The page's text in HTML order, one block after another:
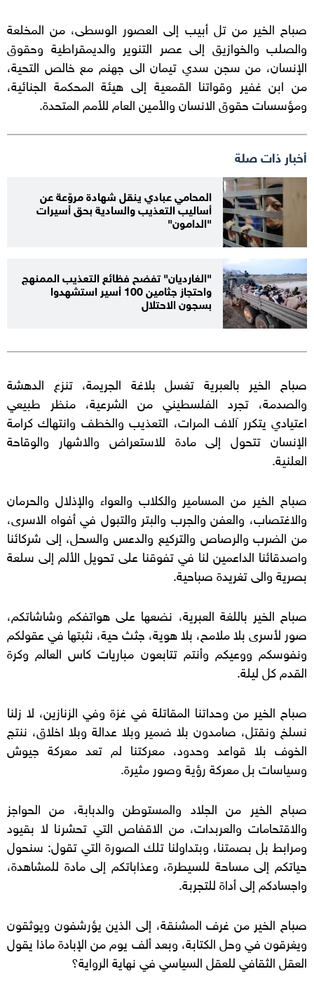
صباح الخير من تل أبيب إلى العصور الوسطى، من المخلعة
والصلب والخوازيق إلى عصر التنوير والديمقراطية وحقوق
الإنسان، من سجن سدي تيمان الى جهنم مع خالص التحية،
من ابن غفير وقواتنا القمعية إلى هيئة المحكمة الجنائية،
ومؤسسات حقوق الانسان والأمين العام للأمم المتحدة.
أخبار ذات صلة
المحامي عبادي ينقل شهادة مروّعة عن
أساليب التعذيب والسادية بحق أسيرات
"الدامون"
"الغارديان" تفضح فظائع التعذيب الممنهج
واحتجاز جثامين 100 أسير استشهدوا
بسجون الاحتلال
صباح الخير بالعبرية تغسل بلاغة الجريمة، تنزع الدهشة
والصدمة، تجرد الفلسطيني من الشرعية، منظر طبيعي
اعتيادي يتكرر آلاف المرات، التعذيب والخطف وانتهاك كرامة
الإنسان تتحول إلى مادة للاستعراض والاشهار والوقاحة
العلنية.
صباح الخير من المسامير والكلاب والعواء والإذلال والحرمان
والاغتصاب، والعفن والجرب والبتر والتبول في أفواه الاسرى،
من الضرب والرصاص والتركيع والدعس والسحل، إلى شركائنا
واصدقائنا الداعمين لنا في تفوقنا على تحويل الألم إلى سلعة
بصرية والى تغريدة صباحية.
صباح الخير باللغة العبرية، نضعها على هواتفكم وشاشاتكم،
صور لأسرى بلا ملامح، بلا هوية، جثث حية، نثبتها في عقولكم
ونفوسكم ووعيكم وأنتم تتابعون مباريات كاس العالم وكرة
القدم كل ليلة.
صباح الخير من وحداتنا المقاتلة في غزة وفي الزنازين، لا زلنا
نسلخ ونقتل، صامدون بلا ضمير وبلا عدالة وبلا اخلاق، ننتج
الخوف بلا قواعد وحدود، معركتنا لم تعد معركة جيوش
وسياسات بل معركة رؤية وصور مثيرة.
صباح الخير من الجلاد والمستوطن والدبابة، من الحواجز
والاقتحامات والعربدات، من الاقفاص التي تحشرنا لا بقيود
ومرابط بل بصمتنا، وبتداولنا تلك الصورة التي تقول: سنحول
حياتكم إلى مساحة للسيطرة، وعذاباتكم إلى مادة للمشاهدة،
واجسادكم إلى أداة للتجربة.
صباح الخير من غرف المشنقة، إلى الذين يؤرشفون ويوثقون
ويغرقون في وحل الكتابة، وبعد ألف يوم من الإبادة ماذا يقول
العقل الثقافي للعقل السياسي في نهاية الرواية؟